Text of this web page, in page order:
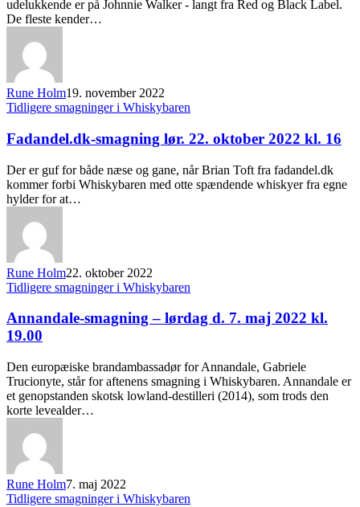
udelukkende er på Johnnie Walker - langt fra Red og Black Label.
De fleste kender…
Rune Holm19. november 2022
Tidligere smagninger i Whiskybaren
Fadandel.dk-smagning lør. 22. oktober 2022 kl. 16
Der er guf for både næse og gane, når Brian Toft fra fadandel.dk
kommer forbi Whiskybaren med otte spændende whiskyer fra egne
hylder for at…
Rune Holm22. oktober 2022
Tidligere smagninger i Whiskybaren
Annandale-smagning – lørdag d. 7. maj 2022 kl.
19.00
Den europæiske brandambassadør for Annandale, Gabriele
Trucionyte, står for aftenens smagning i Whiskybaren. Annandale er
et genopstanden skotsk lowland-destilleri (2014), som trods den
korte levealder…
Rune Holm7. maj 2022
Tidligere smagninger i Whiskybaren